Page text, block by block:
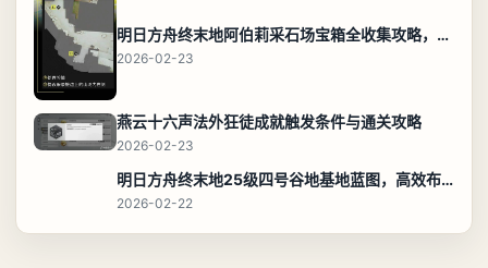
明日方舟终末地阿伯莉采石场宝箱全收集攻略，全点位分布图与路线
2026-02-23
燕云十六声法外狂徒成就触发条件与通关攻略
2026-02-23
明日方舟终末地25级四号谷地基地蓝图，高效布局规划
2026-02-22